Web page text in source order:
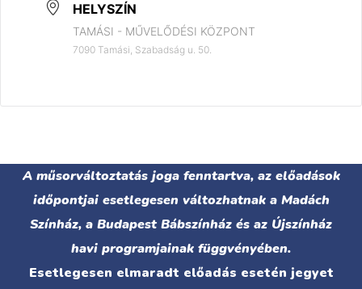
HELYSZÍN
TAMÁSI - MŰVELŐDÉSI KÖZPONT
7090 Tamási, Szabadság u. 50.
A műsorváltoztatás joga fenntartva, az előadások
időpontjai esetlegesen változhatnak a Madách
Színház, a Budapest Bábszínház és az Újszínház
havi programjainak függvényében.
Esetlegesen elmaradt előadás esetén jegyet